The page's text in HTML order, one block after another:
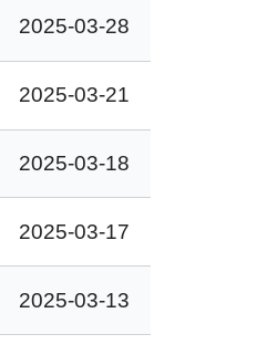
2025-03-28
2025-03-21
2025-03-18
2025-03-17
2025-03-13